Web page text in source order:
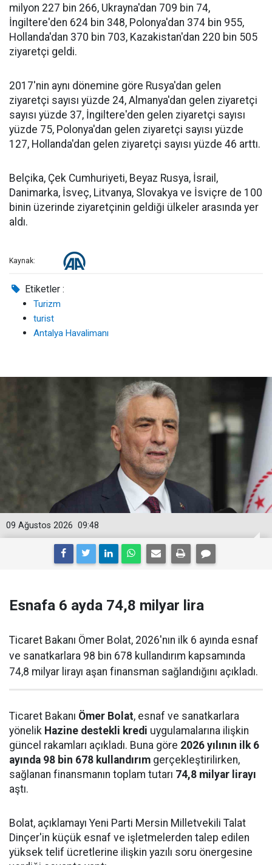
milyon 227 bin 266, Ukrayna'dan 709 bin 74,
İngiltere'den 624 bin 348, Polonya'dan 374 bin 955,
Hollanda'dan 370 bin 703, Kazakistan'dan 220 bin 505
ziyaretçi geldi.
2017'nin aynı dönemine göre Rusya'dan gelen
ziyaretçi sayısı yüzde 24, Almanya'dan gelen ziyaretçi
sayısı yüzde 37, İngiltere'den gelen ziyaretçi sayısı
yüzde 75, Polonya'dan gelen ziyaretçi sayısı yüzde
127, Hollanda'dan gelen ziyaretçi sayısı yüzde 46 arttı.
Belçika, Çek Cumhuriyeti, Beyaz Rusya, İsrail,
Danimarka, İsveç, Litvanya, Slovakya ve İsviçre de 100
binin üzerinde ziyaretçinin geldiği ülkeler arasında yer
aldı.
Kaynak:
Etiketler :
Turizm
turist
Antalya Havalimanı
09:48
09 Ağustos 2026
Esnafa 6 ayda 74,8 milyar lira
Ticaret Bakanı Ömer Bolat, 2026'nın ilk 6 ayında esnaf
ve sanatkarlara 98 bin 678 kullandırım kapsamında
74,8 milyar lirayı aşan finansman sağlandığını açıkladı.
Ticaret Bakanı Ömer Bolat, esnaf ve sanatkarlara
yönelik Hazine destekli kredi uygulamalarına ilişkin
güncel rakamları açıkladı. Buna göre 2026 yılının ilk 6
ayında 98 bin 678 kullandırım gerçekleştirilirken,
sağlanan finansmanın toplam tutarı 74,8 milyar lirayı
aştı.
Bolat, açıklamayı Yeni Parti Mersin Milletvekili Talat
Dinçer'in küçük esnaf ve işletmelerden talep edilen
yüksek telif ücretlerine ilişkin yazılı soru önergesine